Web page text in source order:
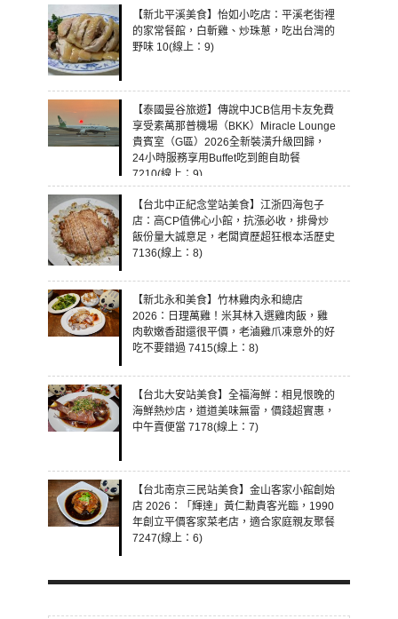
【新北平溪美食】怡如小吃店：平溪老街裡
的家常餐館，白斬雞、炒珠蔥，吃出台灣的
野味 10(線上：9)
【泰國曼谷旅遊】傳說中JCB信用卡友免費
享受素萬那普機場（BKK）Miracle Lounge
貴賓室（G區）2026全新裝潢升級回歸，
24小時服務享用Buffet吃到飽自助餐
7210(線上：9)
【台北中正紀念堂站美食】江浙四海包子
店：高CP值佛心小館，抗漲必收，排骨炒
飯份量大誠意足，老闆資歷超狂根本活歷史
7136(線上：8)
【新北永和美食】竹林雞肉永和總店
2026：日理萬雞！米其林入選雞肉飯，雞
肉軟嫩香甜還很平價，老滷雞爪凍意外的好
吃不要錯過 7415(線上：8)
【台北大安站美食】全福海鮮：相見恨晚的
海鮮熱炒店，道道美味無雷，價錢超實惠，
中午賣便當 7178(線上：7)
【台北南京三民站美食】金山客家小館創始
店 2026：「輝達」黃仁勳貴客光臨，1990
年創立平價客家菜老店，適合家庭親友聚餐
7247(線上：6)